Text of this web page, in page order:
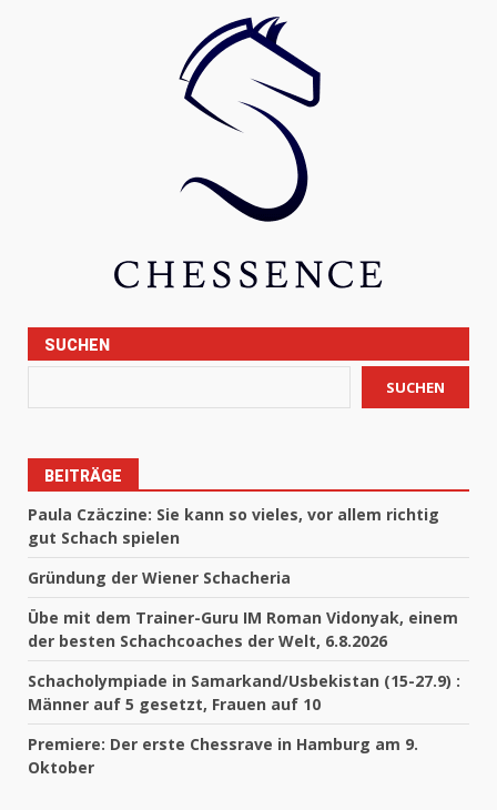
SUCHEN
SUCHEN
BEITRÄGE
Paula Czäczine: Sie kann so vieles, vor allem richtig
gut Schach spielen
Gründung der Wiener Schacheria
Übe mit dem Trainer-Guru IM Roman Vidonyak, einem
der besten Schachcoaches der Welt, 6.8.2026
Schacholympiade in Samarkand/Usbekistan (15-27.9) :
Männer auf 5 gesetzt, Frauen auf 10
Premiere: Der erste Chessrave in Hamburg am 9.
Oktober